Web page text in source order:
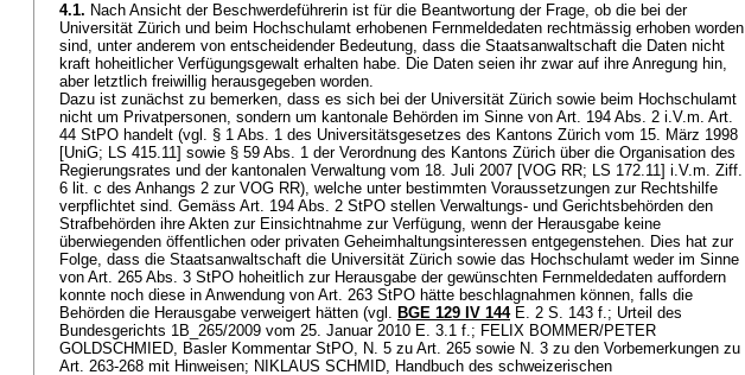
4.1. Nach Ansicht der Beschwerdeführerin ist für die Beantwortung der Frage, ob die bei der
Universität Zürich und beim Hochschulamt erhobenen Fernmeldedaten rechtmässig erhoben worden
sind, unter anderem von entscheidender Bedeutung, dass die Staatsanwaltschaft die Daten nicht
kraft hoheitlicher Verfügungsgewalt erhalten habe. Die Daten seien ihr zwar auf ihre Anregung hin,
aber letztlich freiwillig herausgegeben worden.
Dazu ist zunächst zu bemerken, dass es sich bei der Universität Zürich sowie beim Hochschulamt
nicht um Privatpersonen, sondern um kantonale Behörden im Sinne von Art. 194 Abs. 2 i.V.m. Art.
44 StPO handelt (vgl. § 1 Abs. 1 des Universitätsgesetzes des Kantons Zürich vom 15. März 1998
[UniG; LS 415.11] sowie § 59 Abs. 1 der Verordnung des Kantons Zürich über die Organisation des
Regierungsrates und der kantonalen Verwaltung vom 18. Juli 2007 [VOG RR; LS 172.11] i.V.m. Ziff.
6 lit. c des Anhangs 2 zur VOG RR), welche unter bestimmten Voraussetzungen zur Rechtshilfe
verpflichtet sind. Gemäss Art. 194 Abs. 2 StPO stellen Verwaltungs- und Gerichtsbehörden den
Strafbehörden ihre Akten zur Einsichtnahme zur Verfügung, wenn der Herausgabe keine
überwiegenden öffentlichen oder privaten Geheimhaltungsinteressen entgegenstehen. Dies hat zur
Folge, dass die Staatsanwaltschaft die Universität Zürich sowie das Hochschulamt weder im Sinne
von Art. 265 Abs. 3 StPO hoheitlich zur Herausgabe der gewünschten Fernmeldedaten auffordern
konnte noch diese in Anwendung von Art. 263 StPO hätte beschlagnahmen können, falls die
Behörden die Herausgabe verweigert hätten (vgl. BGE 129 IV 144E. 2 S. 143 f.; Urteil des
Bundesgerichts 1B_265/2009 vom 25. Januar 2010 E. 3.1 f.; FELIX BOMMER/PETER
GOLDSCHMIED, Basler Kommentar StPO, N. 5 zu Art. 265 sowie N. 3 zu den Vorbemerkungen zu
Art. 263-268 mit Hinweisen; NIKLAUS SCHMID, Handbuch des schweizerischen